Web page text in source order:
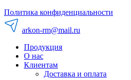
Политика конфиденциальности
arkon-rm@mail.ru
Продукция
О нас
Клиентам
Доставка и оплата